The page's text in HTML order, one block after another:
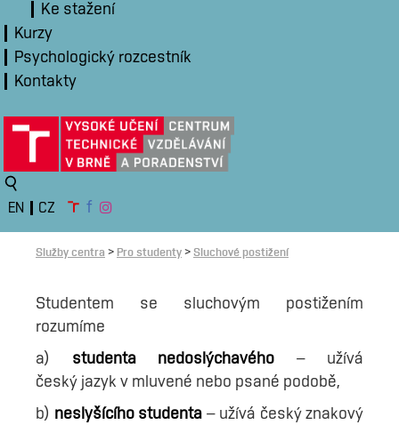
Ke stažení
Kurzy
Psychologický rozcestník
Kontakty
EN CZ f
Služby centra > Pro studenty > Sluchové postižení
Studentem se sluchovým postižením
rozumíme
a) studenta nedoslýchavého – užívá
český jazyk v mluvené nebo psané podobě,
b) neslyšícího studenta – užívá český znakový